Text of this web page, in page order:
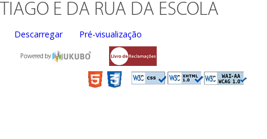
TIAGO E DA RUA DA ESCOLA
Descarregar Pré-visualização
Powered by